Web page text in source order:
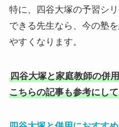
特に、四谷大塚の予習シ
できる先生なら、今の塾
やすくなります。
四谷大塚と家庭教師の併
こちらの記事も参考にし